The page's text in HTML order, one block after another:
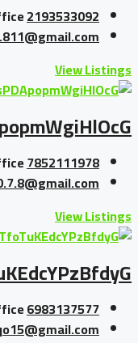
2193533092
View Listings
7852111978
View Listings
6983137577